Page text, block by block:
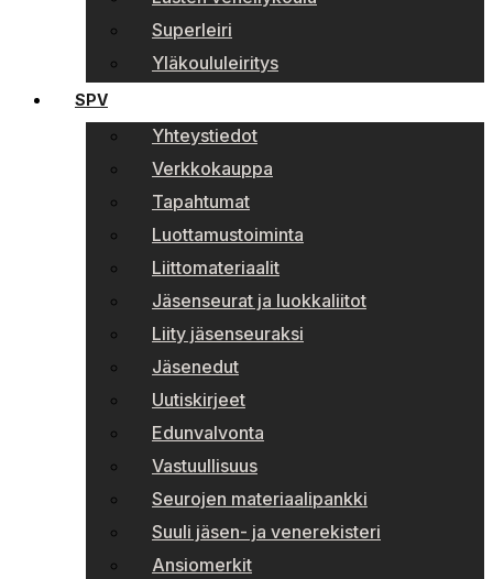
Superleiri
Yläkoululeiritys
SPV
Yhteystiedot
Verkkokauppa
Tapahtumat
Luottamustoiminta
Liittomateriaalit
Jäsenseurat ja luokkaliitot
Liity jäsenseuraksi
Jäsenedut
Uutiskirjeet
Edunvalvonta
Vastuullisuus
Seurojen materiaalipankki
Suuli jäsen- ja venerekisteri
Ansiomerkit